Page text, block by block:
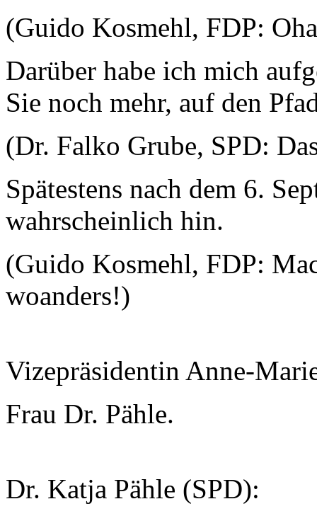
(Guido Kosmehl, FDP:
Darüber habe ich mich
Sie noch mehr, auf den
(Dr. Falko Grube, SPD:
Spätestens nach dem 6.
wahrscheinlich hin.
(Guido Kosmehl, FDP:
woanders!)
Vizepräsidentin Anne-
Frau Dr. Pähle.
Dr. Katja Pähle (SPD):